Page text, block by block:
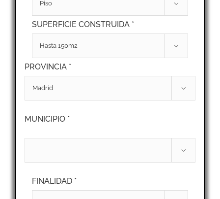

SUPERFICIE CONSTRUIDA *

PROVINCIA *

MUNICIPIO *

FINALIDAD *